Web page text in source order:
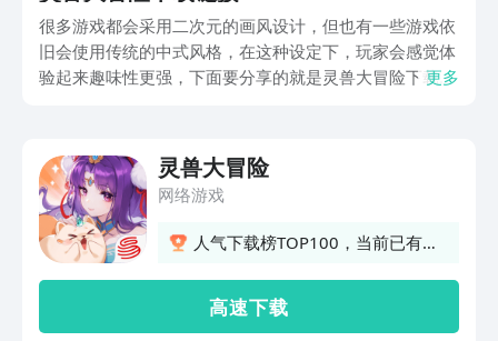
很多游戏都会采用二次元的画风设计，但也有一些游戏依
旧会使用传统的中式风格，在这种设定下，玩家会感觉体
验起来趣味性更强，下面要分享的就是灵兽大冒险下载预
外，还会有很多灵兽可以让玩家收集使用。
更多
灵兽大冒险
网络游戏
人气下载榜TOP100，当前已有
高 速 下 载